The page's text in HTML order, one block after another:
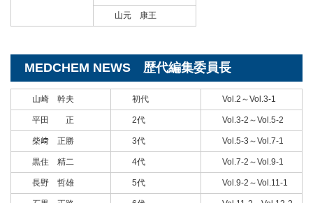
山元 康王
MEDCHEM NEWS 歴代編集委員長
山崎 幹夫 初代 Vol.2～Vol.3-1
平田 正 2代 Vol.3-2～Vol.5-2
柴﨑 正勝 3代 Vol.5-3～Vol.7-1
黒住 精二 4代 Vol.7-2～Vol.9-1
長野 哲雄 5代 Vol.9-2～Vol.11-1